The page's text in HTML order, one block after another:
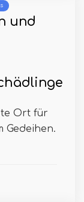
und
Ort für
Gedeihen.